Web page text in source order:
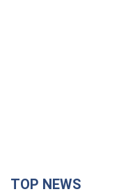
TOP NEWS